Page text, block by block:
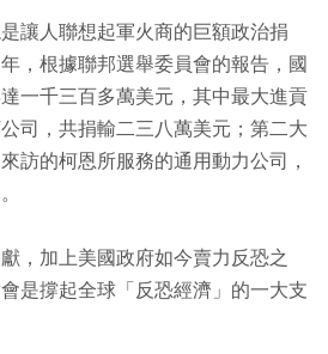
讓人聯想起軍火商的巨額政治捐
，根據聯邦選舉委員會的報告，國
一千三百多萬美元，其中最大進貢
司，共捐輸二三八萬美元；第二大
訪的柯恩所服務的通用動力公司，
，加上美國政府如今賣力反恐之
是撐起全球「反恐經濟」的一大支